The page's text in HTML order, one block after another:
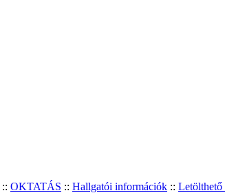
:: OKTATÁS :: Hallgatói információk :: Letölthető